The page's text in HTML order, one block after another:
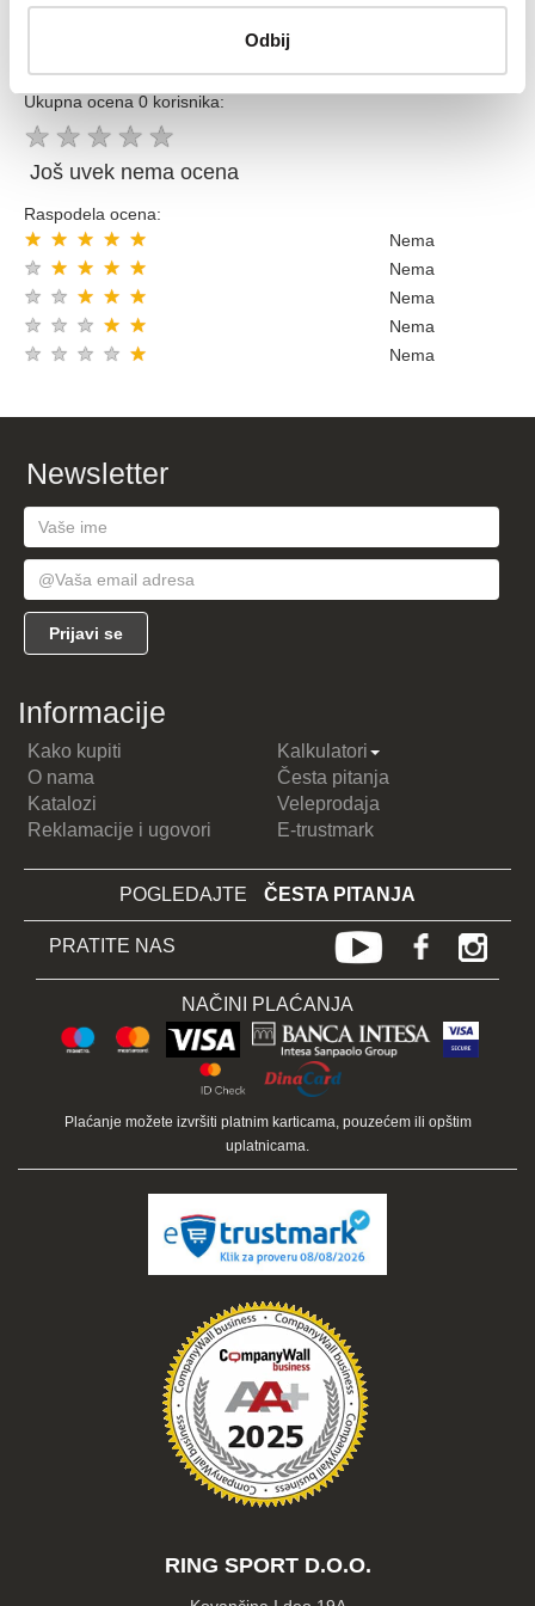
Odbij
Ukupna ocena 0 korisnika:
★ ★ ★ ★ ★
Još uvek nema ocena
Raspodela ocena:
★
★
★
★
★ Nema
★
★
★
★
★ Nema
★
★
★
★
★ Nema
★
★
★
★
★ Nema
★
★
★
★
★ Nema
Newsletter
Informacije
Kako kupiti
Kalkulatori
O nama
Česta pitanja
Katalozi
Veleprodaja
Reklamacije i ugovori
E-trustmark
POGLEDAJTE ČESTA PITANJA
PRATITE NAS
NAČINI PLAĆANJA
Plaćanje možete izvršiti platnim karticama, pouzećem ili opštim
uplatnicama.
RING SPORT D.O.O.